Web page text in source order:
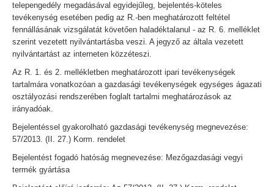
telepengedély megadásával egyidejűleg, bejelentés-köteles
tevékenység esetében pedig az R.-ben meghatározott feltétel
fennállásának vizsgálatát követően haladéktalanul - az R. 6. melléklet
szerint vezetett nyilvántartásba veszi. A jegyző az általa vezetett
nyilvántartást az interneten közzéteszi.
Az R. 1. és 2. mellékletben meghatározott ipari tevékenységek
tartalmára vonatkozóan a gazdasági tevékenységek egységes ágazati
osztályozási rendszerében foglalt tartalmi meghatározások az
irányadóak.
Bejelentéssel gyakorolható gazdasági tevékenység megnevezése:
57/2013. (II. 27.) Korm. rendelet
Bejelentést fogadó hatóság megnevezése: Mezőgazdasági vegyi
termék gyártása